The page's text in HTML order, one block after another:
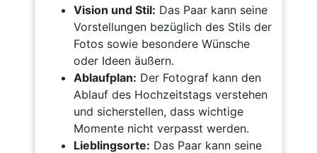
Vision und Stil: Das Paar kann seine
Vorstellungen bezüglich des Stils der
Fotos sowie besondere Wünsche
oder Ideen äußern.
Ablaufplan: Der Fotograf kann den
Ablauf des Hochzeitstags verstehen
und sicherstellen, dass wichtige
Momente nicht verpasst werden.
Lieblingsorte: Das Paar kann seine